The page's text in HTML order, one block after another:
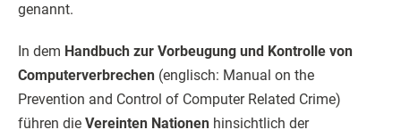
genannt.
In dem Handbuch zur Vorbeugung und Kontrolle von
Computerverbrechen (englisch: Manual on the
Prevention and Control of Computer Related Crime)
führen die Vereinten Nationen hinsichtlich der